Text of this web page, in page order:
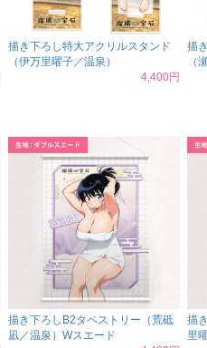
描き下ろし特大アクリルスタンド
（伊万里曜子／温泉）
4,400円
描
（
描き下ろしB2タペストリー（荒砥
凪／温泉）Wスエード
描
里